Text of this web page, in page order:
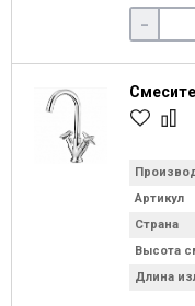
-
Артикул
Страна
Высота
Длина